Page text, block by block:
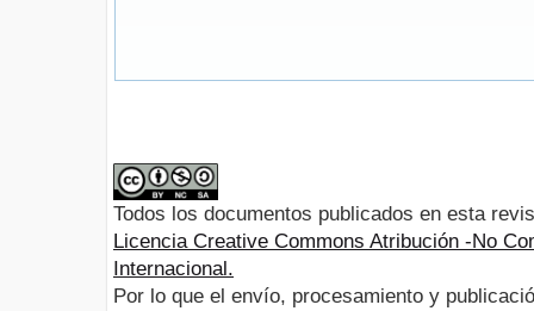
Todos los documentos publicados en esta
Licencia Creative Commons Atribución -No
Internacional.
Por lo que el envío, procesamiento y